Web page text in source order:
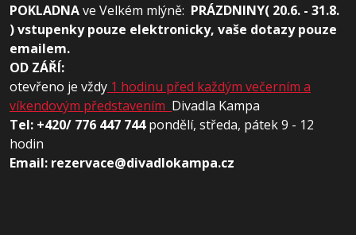
POKLADNAve Velkém mlýně: PRÁZDNINY( 20.6. - 31.8.
) vstupenky pouze elektronicky, vaše dotazy pouze
emailem.
OD ZÁŘÍ:
otevřeno je vždy 1 hodinu před každým večerním a
víkendovým představením Divadla Kampa
Tel: +420/ 776 447 744pondělí, středa, pátek 9 - 12
hodin
Email: rezervace@divadlokampa.cz